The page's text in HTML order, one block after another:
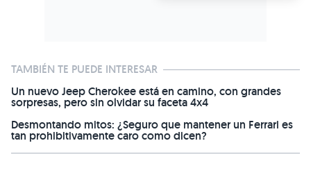
TAMBIÉN TE PUEDE INTERESAR
Un nuevo Jeep Cherokee está en camino, con grandes
sorpresas, pero sin olvidar su faceta 4x4
Desmontando mitos: ¿Seguro que mantener un Ferrari es
tan prohibitivamente caro como dicen?